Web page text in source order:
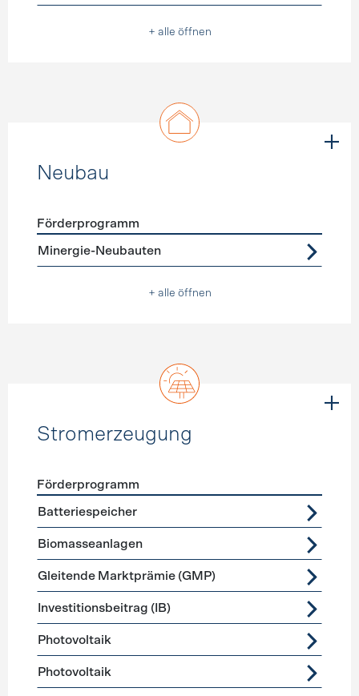
+ alle öffnen
Neubau
Förderprogramme
Förderprogramm
Minergie-Neubauten
+ alle öffnen
Stromerzeugung
Förderprogramme
Förderprogramm
Batteriespeicher
Biomasseanlagen
Gleitende Marktprämie (GMP)
Investitionsbeitrag (IB)
Photovoltaik
Photovoltaik